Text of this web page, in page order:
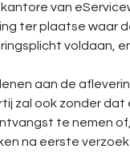
van
ter plaatse waar
voldaan,
aan de
zal ook zonder dat
te nemen
na eerste